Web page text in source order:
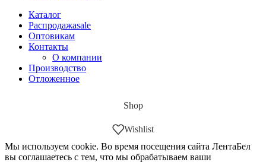
Каталог
Распродажаsale
Оптовикам
Контакты
О компании
Производство
Отложенное
Shop
Wishlist
Мы используем cookie. Во время посещения сайта ЛентаБел
вы соглашаетесь с тем, что мы обрабатываем ваши